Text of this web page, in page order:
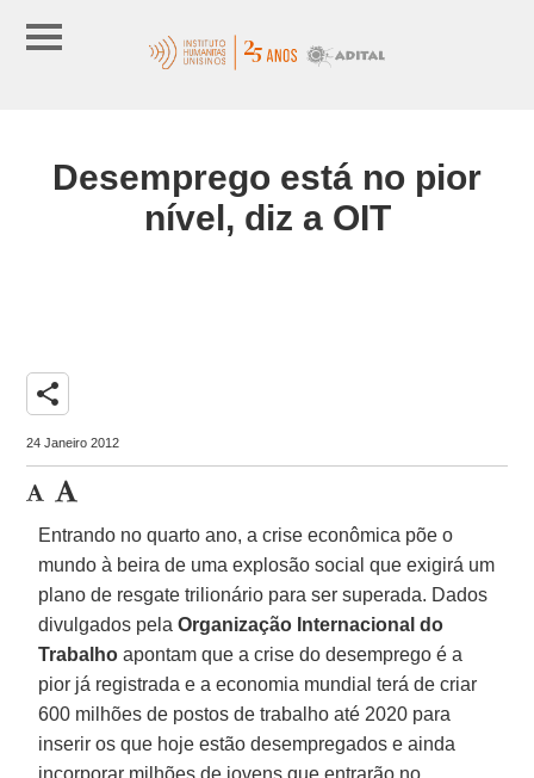
Desemprego está no pior
nível, diz a OIT
share
24 Janeiro 2012
Entrando no quarto ano, a crise econômica põe o
mundo à beira de uma explosão social que exigirá um
plano de resgate trilionário para ser superada. Dados
divulgados pelaOrganização Internacional do
Trabalho apontam que a crise do desemprego é a
pior já registrada e a economia mundial terá de criar
600 milhões de postos de trabalho até 2020 para
inserir os que hoje estão desempregados e ainda
incorporar milhões de jovens que entrarão no